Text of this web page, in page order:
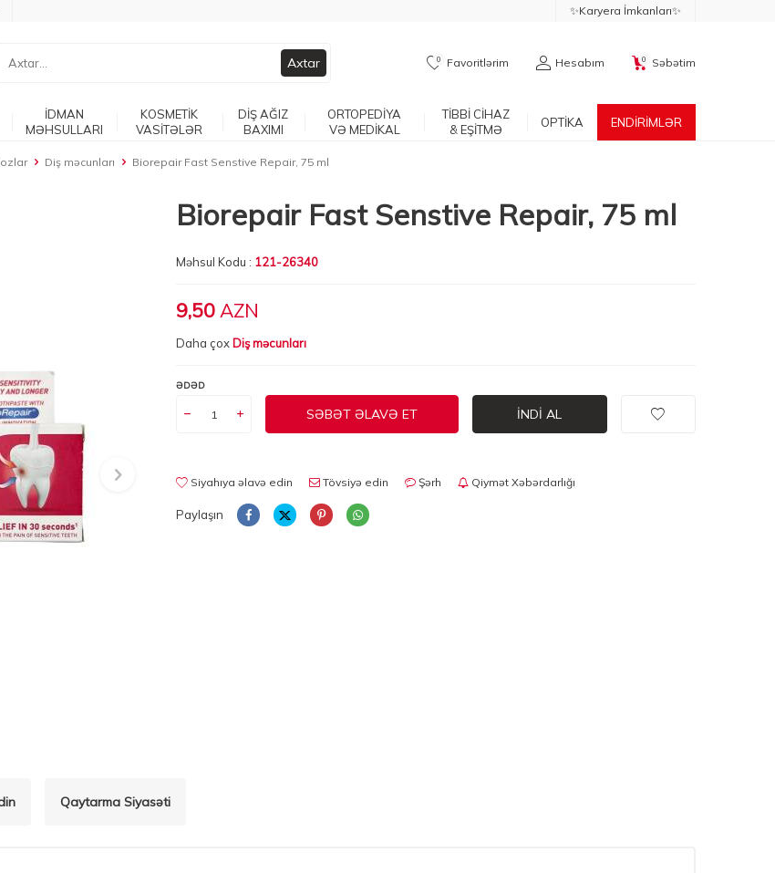
✨Karyera İmkanları✨
Axtar 0 Favoritlərim Hesabım 0 Səbətim
İDMAN
MƏHSULLARI
KOSMETİK
VASİTƏLƏR
DİŞ AĞIZ
BAXIMI
ORTOPEDİYA
VƏ MEDİKAL
TİBBİ CİHAZ
& EŞİTMƏ
OPTİKA ENDİRİMLƏR
Diş məcunları Biorepair Fast Senstive Repair, 75 ml
Biorepair Fast Senstive Repair, 75 ml
Məhsul Kodu : 121-26340
9,50 AZN
Daha çox Diş məcunları
ƏDƏD
SƏBƏT ƏLAVƏ ET İNDI AL
Siyahıya əlavə edin Tövsiyə edin Şərh Qiymət Xəbərdarlığı
Paylaşın
Qaytarma Siyasəti